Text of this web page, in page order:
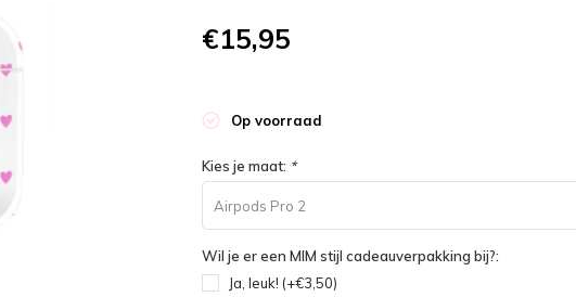
€15,95
Op voorraad
Kies je maat: *
Airpods Pro 2
Wil je er een MIM stijl cadeauverpakking bij?:
Ja, leuk! (+€3,50)